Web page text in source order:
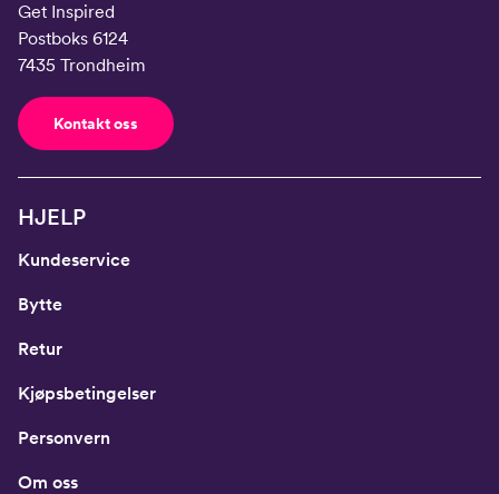
Get Inspired
Postboks 6124
7435 Trondheim
Kontakt oss
HJELP
Kundeservice
Bytte
Retur
Kjøpsbetingelser
Personvern
Om oss